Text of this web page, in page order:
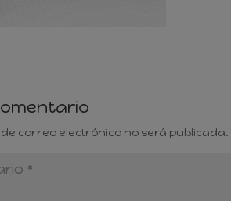
correo electrónico no será publicada.